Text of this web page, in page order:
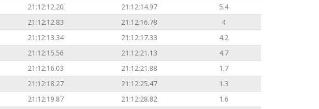
21:12:12.20 21:12:14.97
5.4
21:12:12.83 21:12:16.78
4
21:12:13.34 21:12:17.33
4.2
21:12:15.56 21:12:21.13
4.7
21:12:16.03 21:12:21.88
1.7
21:12:18.27 21:12:25.47
1.3
21:12:19.87 21:12:28.82
1.6